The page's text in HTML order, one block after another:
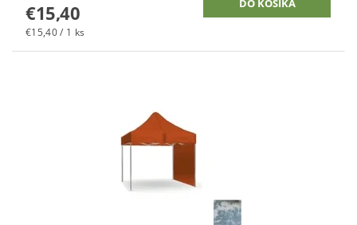
€15,40
€15,40 / 1 ks